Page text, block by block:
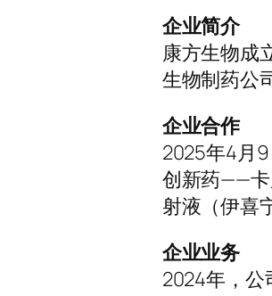
企业简介
康方生物成
生物制药公
企业合作
2025年4月9
创新药——卡
射液（伊喜
企业业务
2024年，公